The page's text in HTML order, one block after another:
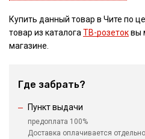
Купить данный товар в Чите по
товар из каталогаТВ-розетоквы
магазине.
Где забрать?
Пункт выдачи
предоплата 100%
Доставка оплачивается